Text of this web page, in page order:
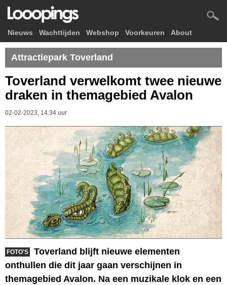
Nieuws Wachttijden Webshop Voorkeuren About
Attractiepark Toverland
Toverland verwelkomt twee nieuwe
draken in themagebied Avalon
02-02-2023, 14.34 uur
FOTO'S
Toverland blijft nieuwe elementen
onthullen die dit jaar gaan verschijnen in
themagebied Avalon. Na een muzikale klok en een